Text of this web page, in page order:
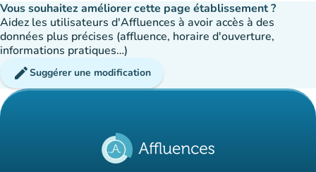
Vous souhaitez améliorer cette page établissement ?
Aidez les utilisateurs d'Affluences à avoir accès à des
données plus précises (affluence, horaire d'ouverture,
informations pratiques…)
editSuggérer une modification